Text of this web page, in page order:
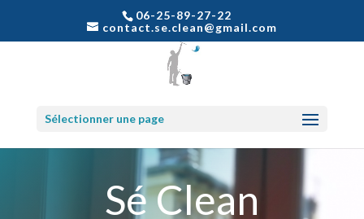
06-25-89-27-22
contact.se.clean@gmail.com
Sélectionner une page
Sé Clean